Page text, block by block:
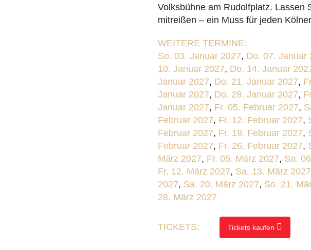
Volksbühne am Rudolfplatz. Lassen
mitreißen – ein Muss für jeden
WEITERE TERMINE:
So. 03. Januar 2027, Do. 07. Januar
10. Januar 2027, Do. 14. Januar
Januar 2027, Do. 21. Januar 2027,
Januar 2027, Do. 28. Januar 2027,
Januar 2027, Fr. 05. Februar 2027,
Februar 2027, Fr. 12. Februar 2027,
Februar 2027, Fr. 19. Februar 2027,
Februar 2027, Fr. 26. Februar 2027,
März 2027, Fr. 05. März 2027, Sa.
Fr. 12. März 2027, Sa. 13. März 2027
2027, Sa. 20. März 2027, So. 21.
28. März 2027
TICKETS: Tickets kaufen